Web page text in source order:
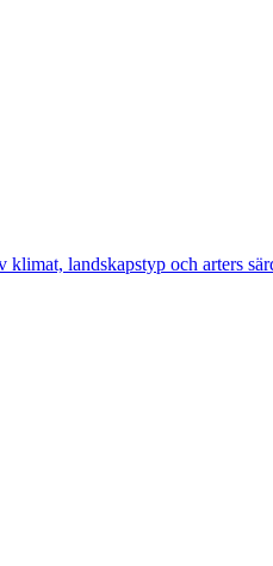
klimat, landskapstyp och arters